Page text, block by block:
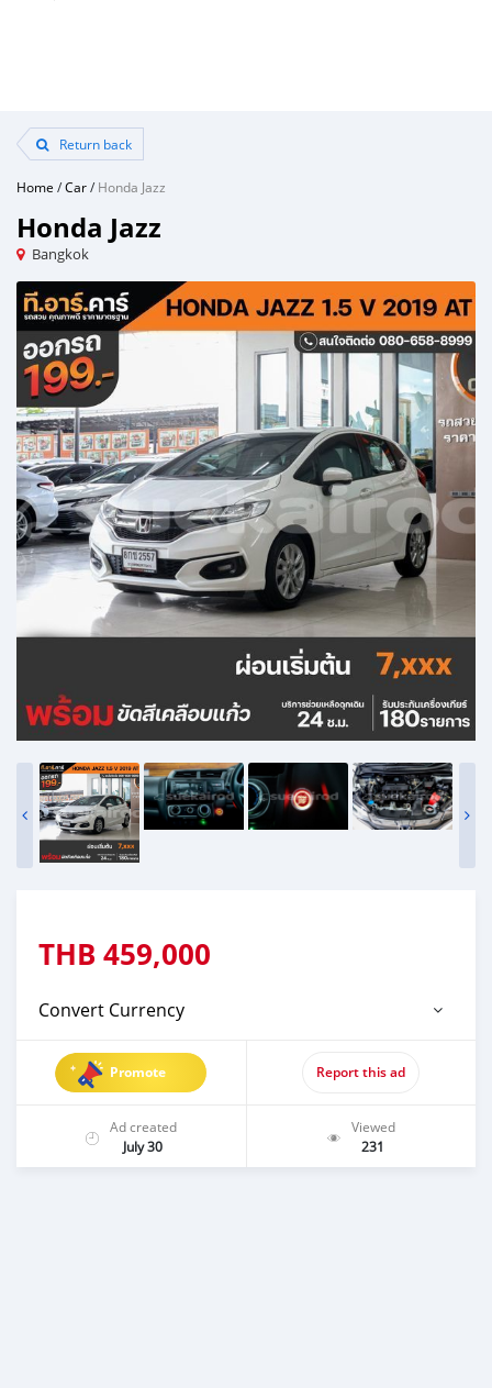
Return back
Home /Car/Honda Jazz
Honda Jazz
Bangkok
THB 459,000
Convert Currency
Promote Report this ad
Ad created
July 30
Viewed
231